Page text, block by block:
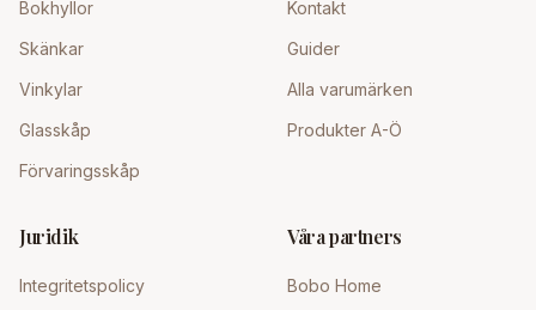
Bokhyllor
Skänkar
Vinkylar
Glasskåp
Förvaringsskåp
Kontakt
Guider
Alla varumärken
Produkter A-Ö
Juridik
Integritetspolicy
Våra partners
Bobo Home